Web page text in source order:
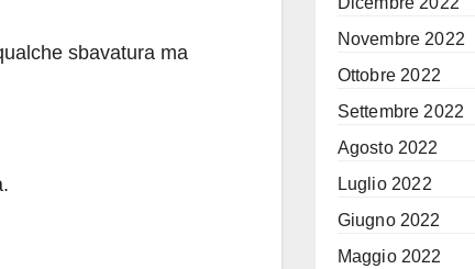
sbavatura ma
Novembre 2022
Ottobre 2022
Settembre 2022
Agosto 2022
Luglio 2022
Giugno 2022
Maggio 2022